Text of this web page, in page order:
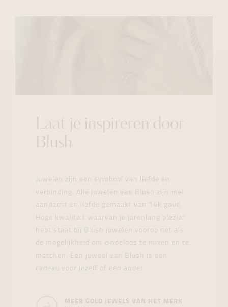
Laat je inspireren door
Blush
Juwelen zijn een symbool van liefde en
verbinding. Alle juwelen van Blush zijn met
aandacht en liefde gemaakt van 14k goud.
Hoge kwaliteit waarvan je jarenlang plezier
hebt staat bij Blush juwelen voorop net als
de mogelijkheid om eindeloos te mixen en te
matchen. Een juweel van Blush is een
cadeau voor jezelf of een ander.
MEER GOLD JEWELS VAN HET MERK